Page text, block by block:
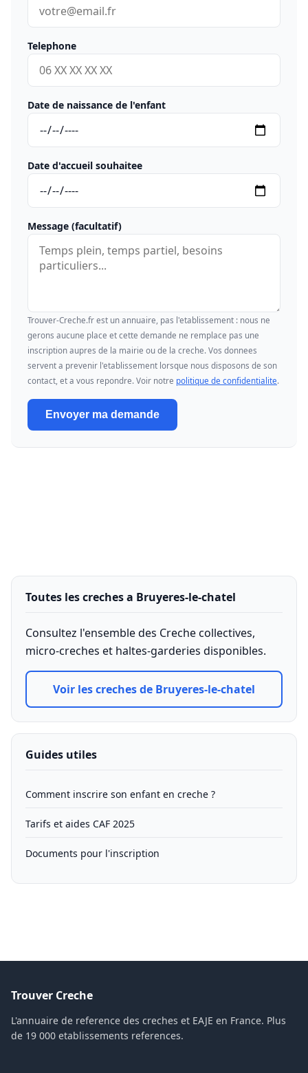
Telephone
Date de naissance de l'enfant
Date d'accueil souhaitee
Message (facultatif)
Trouver-Creche.fr est un annuaire, pas l'etablissement : nous ne
gerons aucune place et cette demande ne remplace pas une
inscription aupres de la mairie ou de la creche. Vos donnees
servent a prevenir l'etablissement lorsque nous disposons de son
contact, et a vous repondre. Voir notre politique de confidentialite.
Envoyer ma demande
Toutes les creches a Bruyeres-le-chatel
Consultez l'ensemble des Creche collectives,
micro-creches et haltes-garderies disponibles.
Voir les creches de Bruyeres-le-chatel
Guides utiles
Comment inscrire son enfant en creche ?
Tarifs et aides CAF 2025
Documents pour l'inscription
Trouver Creche
L'annuaire de reference des creches et EAJE en France. Plus
de 19 000 etablissements references.